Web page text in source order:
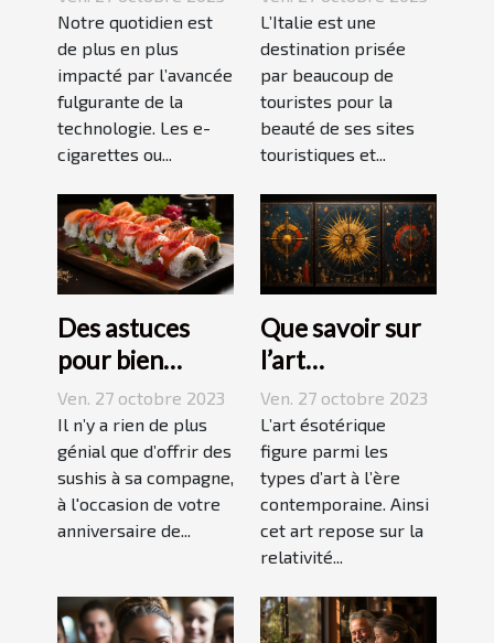
cigarette ?
Notre quotidien est
de plus en plus
impacté par l’avancée
fulgurante de la
technologie. Les e-
cigarettes ou...
L’Italie est une
destination prisée
par beaucoup de
touristes pour la
beauté de ses sites
touristiques et...
Des astuces
pour bien
réussir ses
sushis !
Ven. 27 octobre 2023
Il n’y a rien de plus
génial que d’offrir des
sushis à sa compagne,
à l'occasion de votre
anniversaire de...
Que savoir sur
l’art
ésotérique ?
Ven. 27 octobre 2023
L’art ésotérique
figure parmi les
types d’art à l’ère
contemporaine. Ainsi
cet art repose sur la
relativité...